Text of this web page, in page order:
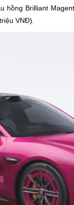
hồng Brilliant
VNĐ).